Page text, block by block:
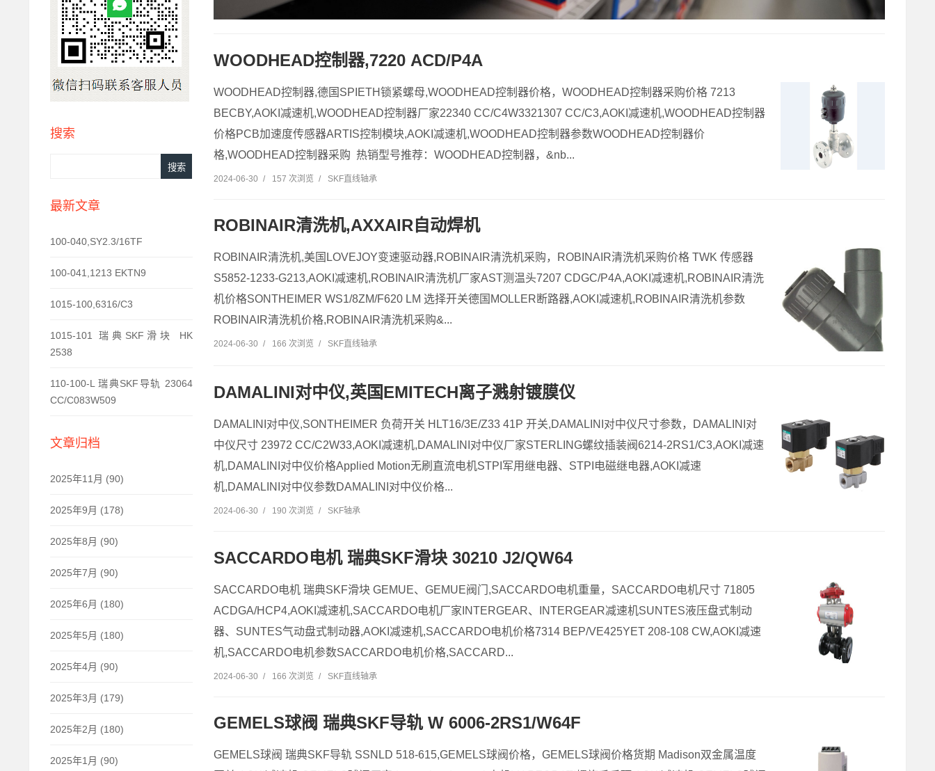
搜索
最新文章
100-040,SY2.3/16TF
100-041,1213 EKTN9
1015-100,6316/C3
1015-101 瑞典SKF滑块 HK
2538
110-100-L 瑞典SKF导轨 23064
CC/C083W509
文章归档
2025年11月 (90)
2025年9月 (178)
2025年8月 (90)
2025年7月 (90)
2025年6月 (180)
2025年5月 (180)
2025年4月 (90)
2025年3月 (179)
2025年2月 (180)
2025年1月 (90)
WOODHEAD控制器,7220 ACD/P4A
WOODHEAD控制器,德国SPIETH锁紧螺母,WOODHEAD控制器价格，WOODHEAD控制器采购价格 7213
BECBY,AOKI减速机,WOODHEAD控制器厂家22340 CC/C4W3321307 CC/C3,AOKI减速机,WOODHEAD控制器
价格PCB加速度传感器ARTIS控制模块,AOKI减速机,WOODHEAD控制器参数WOODHEAD控制器价
格,WOODHEAD控制器采购 热销型号推荐：WOODHEAD控制器，&nb...
2024-06-30 / 157 次浏览 / SKF直线轴承
ROBINAIR清洗机,AXXAIR自动焊机
ROBINAIR清洗机,美国LOVEJOY变速驱动器,ROBINAIR清洗机采购，ROBINAIR清洗机采购价格 TWK 传感器
S5852-1233-G213,AOKI减速机,ROBINAIR清洗机厂家AST测温头7207 CDGC/P4A,AOKI减速机,ROBINAIR清洗
机价格SONTHEIMER WS1/8ZM/F620 LM 选择开关德国MOLLER断路器,AOKI减速机,ROBINAIR清洗机参数
ROBINAIR清洗机价格,ROBINAIR清洗机采购&...
2024-06-30 / 166 次浏览 / SKF直线轴承
DAMALINI对中仪,英国EMITECH离子溅射镀膜仪
DAMALINI对中仪,SONTHEIMER 负荷开关 HLT16/3E/Z33 41P 开关,DAMALINI对中仪尺寸参数，DAMALINI对
中仪尺寸 23972 CC/C2W33,AOKI减速机,DAMALINI对中仪厂家STERLING螺纹插装阀6214-2RS1/C3,AOKI减速
机,DAMALINI对中仪价格Applied Motion无刷直流电机STPI军用继电器、STPI电磁继电器,AOKI减速
机,DAMALINI对中仪参数DAMALINI对中仪价格...
2024-06-30 / 190 次浏览 / SKF轴承
SACCARDO电机 瑞典SKF滑块 30210 J2/QW64
SACCARDO电机 瑞典SKF滑块 GEMUE、GEMUE阀门,SACCARDO电机重量，SACCARDO电机尺寸 71805
ACDGA/HCP4,AOKI减速机,SACCARDO电机厂家INTERGEAR、INTERGEAR减速机SUNTES液压盘式制动
器、SUNTES气动盘式制动器,AOKI减速机,SACCARDO电机价格7314 BEP/VE425YET 208-108 CW,AOKI减速
机,SACCARDO电机参数SACCARDO电机价格,SACCARD...
2024-06-30 / 166 次浏览 / SKF直线轴承
GEMELS球阀 瑞典SKF导轨 W 6006-2RS1/W64F
GEMELS球阀 瑞典SKF导轨 SSNLD 518-615,GEMELS球阀价格，GEMELS球阀价格货期 Madison双金属温度